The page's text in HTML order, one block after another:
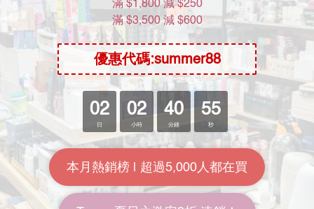
Magie Eyes 肉感黑尻 (黒
Ride Japan 絕叫快感高潮